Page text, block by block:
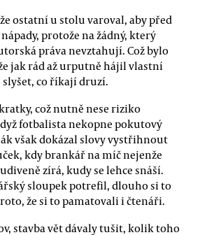
ostatní u stolu varoval, aby před
protože na žádný, který
práva nevztahují. Což bylo
jak rád až urputně hájil vlastní
slyšet, co říkají druzí.
což nutně nese riziko
fotbalista nekopne pokutový
však dokázal slovy vystřihnout
kdy brankář na míč nejenže
zírá, kudy se lehce snáší.
sloupek potrefil, dlouho si to
že si to pamatovali i čtenáři.
stavba vět dávaly tušit, kolik toho